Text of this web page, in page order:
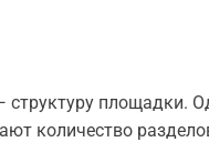
структуру площадки.
количество